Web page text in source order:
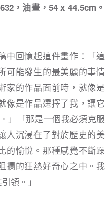
，油畫，54 x 44.5cm。
中回憶起這件畫作：「這
可能發生的最美麗的事情
家的作品面前時，就像是
像是作品選擇了我，讓它
」「那是一個我必須克服
人沉浸在了對於歷史的美
的愉悅。那種感覺不斷躁
攔的狂熱好奇心之中。我
領。」